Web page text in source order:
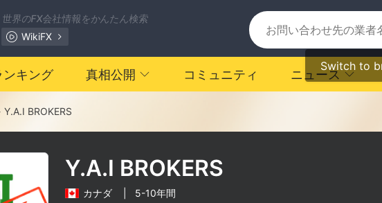
世界のFX会社情報をかんたん検索
WikiFX
Switch to
ンキング 真相公開 コミュニティ ニュース
Y.A.I BROKERS
Y.A.I BROKERS
カナダ
5-10年間